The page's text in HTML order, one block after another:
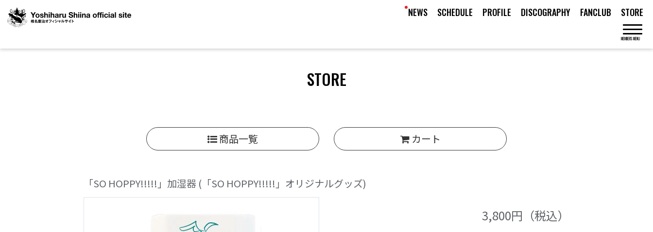
MEMBERS MENU
NEWS SCHEDULE PROFILE DISCOGRAPHY FANCLUB STORE
STORE
商品一覧 カート
「SO HOPPY!!!!!」加湿器 (「SO HOPPY!!!!!」オリジナルグッズ)
3,800円（税込）